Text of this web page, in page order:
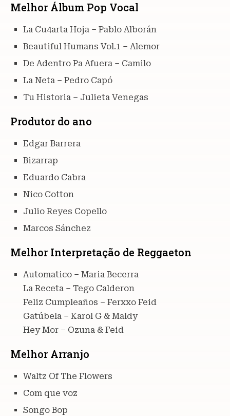
Melhor Álbum Pop Vocal
La Cu4arta Hoja – Pablo Alborán
Beautiful Humans Vol.1 – Alemor
De Adentro Pa Afuera – Camilo
La Neta – Pedro Capó
Tu Historia – Julieta Venegas
Produtor do ano
Edgar Barrera
Bizarrap
Eduardo Cabra
Nico Cotton
Julio Reyes Copello
Marcos Sánchez
Melhor Interpretação de Reggaeton
Automatico – Maria Becerra
La Receta – Tego Calderon
Feliz Cumpleaños – Ferxxo Feid
Gatúbela – Karol G & Maldy
Hey Mor – Ozuna & Feid
Melhor Arranjo
Waltz Of The Flowers
Com que voz
Songo Bop